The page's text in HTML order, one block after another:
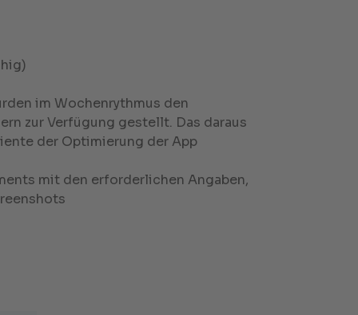
im Wochenrythmus den
zur Verfügung gestellt. Das daraus
der Optimierung der App
mit den erforderlichen Angaben,